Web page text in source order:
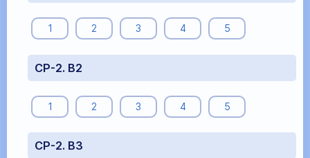
1 2 3 4 5
СР-2. В2
1 2 3 4 5
СР-2. В3